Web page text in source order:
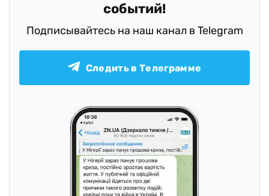
событий!
Подписывайтесь на наш канал в Telegram
Следить в Телеграмме